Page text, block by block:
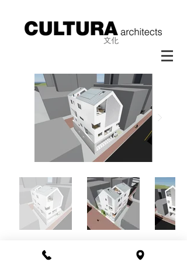
양산 내송리 상가주택